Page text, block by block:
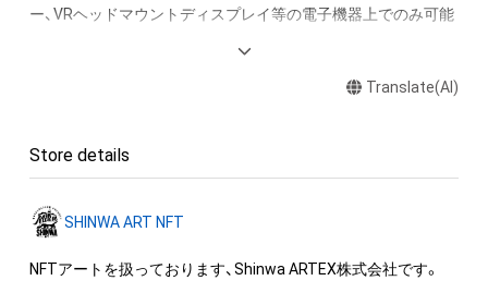
仮想世界と現実世界の両方に魅了されながらも、都会での生活
は様々な負担が大きく心身共に疲弊した為、自分を保ち癒す為
る事でした。
洋の東西を問わず古くから人間の信仰や祈りが集まる場所には
神社、寺、モスク、教会、ピラミッドに至るまで様々です。
ー、VRヘッドマウントディスプレイ等の電子機器上でのみ可能
LM OIS WR」
相談ください。
本アイテムに関する注意事項
Translate(AI)
Store details
SHINWA ART NFT
NFTアートを扱っております、Shinwa ARTEX株式会社です。